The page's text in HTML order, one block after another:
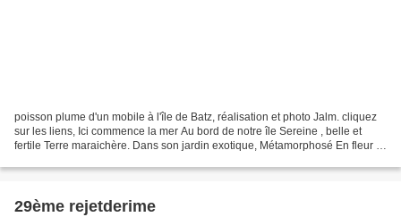
poisson plume d'un mobile à l'île de Batz, réalisation et photo Jalm. cliquez
sur les liens, Ici commence la mer Au bord de notre île Sereine , belle et
fertile Terre maraichère. Dans son jardin exotique, Métamorphosé En fleur ,
29ème rejetderime